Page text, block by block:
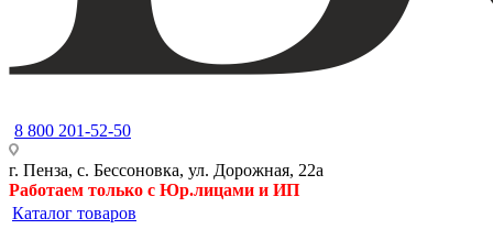
8 800 201-52-50
г. Пенза, с. Бессоновка, ул. Дорожная, 22а
Работаем только с Юр.лицами и ИП
Каталог товаров